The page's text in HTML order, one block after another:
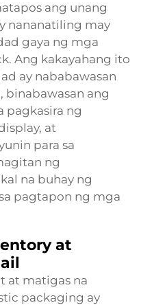
ang unang
nananatiling may
gaya ng mga
Ang kakayahang ito
ay nababawasan
binabawasan ang
pagkasira ng
at
para sa
ng
na buhay ng
pagtapon ng mga
at
at matigas na
packaging ay